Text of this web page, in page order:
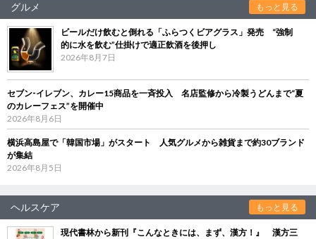
グルメ もっと見る
ビールだけ飲むと倒れる「ふらつくビアグラス」発売 “強制
的に水を飲む”仕掛けで適正飲酒を後押し
2026年8月7日
セブン‐イレブン、カレー15商品を一斉投入 名店監修から冷製うどんまで“夏
のカレーフェス”を開催中
2026年8月6日
横浜高島屋で「韓国市場」がスタート 人気グルメから雑貨まで約30ブランド
が集結
2026年8月5日
ヘルスケア もっと見る
現代書林から新刊『こんなときには、まず、漢方！』 漢方三